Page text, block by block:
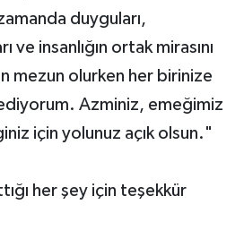
duyguları,
ve insanlığın ortak mirasını
mezun olurken her birinize
Azminiz, emeğimiz
için yolunuz açık olsun."
her şey için teşekkür